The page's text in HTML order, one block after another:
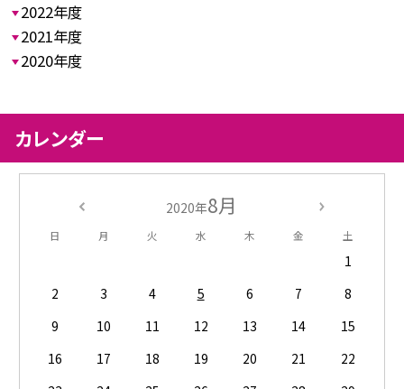
2022年度
2021年度
2020年度
カレンダー
2020年8月
日 月 火 水 木 金 土
1
2
3 4 5 6 7
8
9
10 11 12 13 14
15
16
17 18 19 20 21
22